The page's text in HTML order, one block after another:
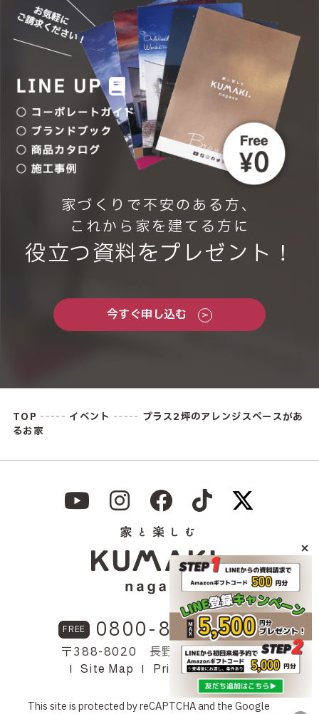
家づくりで不安のある方、
これから家を建てる方に
役立つ資料をプレゼント！
今すぐ申し込む
TOP ----- イベント ----- プラス2坪のアレンジスペースがあ
るお家
〒388-8020 長野県長野市神明7
Site Map Privacy Policy
FREE 0800-800-1156
This site is protected by reCAPTCHA and the Google